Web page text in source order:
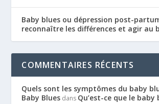
Baby blues ou dépression post-
reconnaître les différences et agir au
COMMENTAIRES RÉCENTS
Quels sont les symptômes du baby
Baby Blues dans Qu’est-ce que le baby